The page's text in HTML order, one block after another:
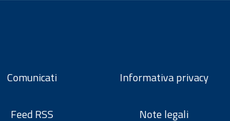
Comunicati
Feed RSS
Informativa privacy
Note legali